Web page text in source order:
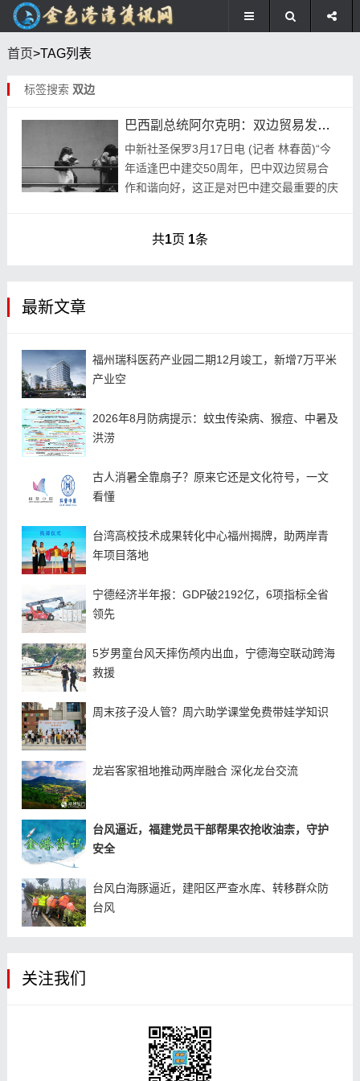
首页>TAG列表
标签搜索 双边
巴西副总统阿尔克明：双边贸易发展呈现积极态势
中新社圣保罗3月17日电 (记者 林春茵)“今
年适逢巴中建交50周年，巴中双边贸易合
作和谐向好，这正是对巴中建交最重要的庆
共1页 1条
最新文章
福州瑞科医药产业园二期12月竣工，新增7万平米
产业空
2026年8月防病提示：蚊虫传染病、猴痘、中暑及
洪涝
古人消暑全靠扇子？原来它还是文化符号，一文
看懂
台湾高校技术成果转化中心福州揭牌，助两岸青
年项目落地
宁德经济半年报：GDP破2192亿，6项指标全省
领先
5岁男童台风天摔伤颅内出血，宁德海空联动跨海
救援
周末孩子没人管？周六助学课堂免费带娃学知识
龙岩客家祖地推动两岸融合 深化龙台交流
台风逼近，福建党员干部帮果农抢收油柰，守护
安全
台风白海豚逼近，建阳区严查水库、转移群众防
台风
关注我们